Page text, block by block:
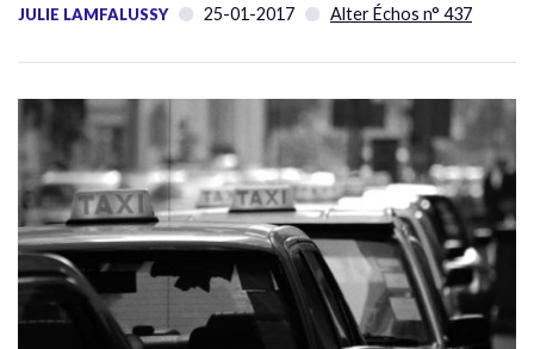
JULIE LAMFALUSSY 25-01-2017 Alter Échos n° 437